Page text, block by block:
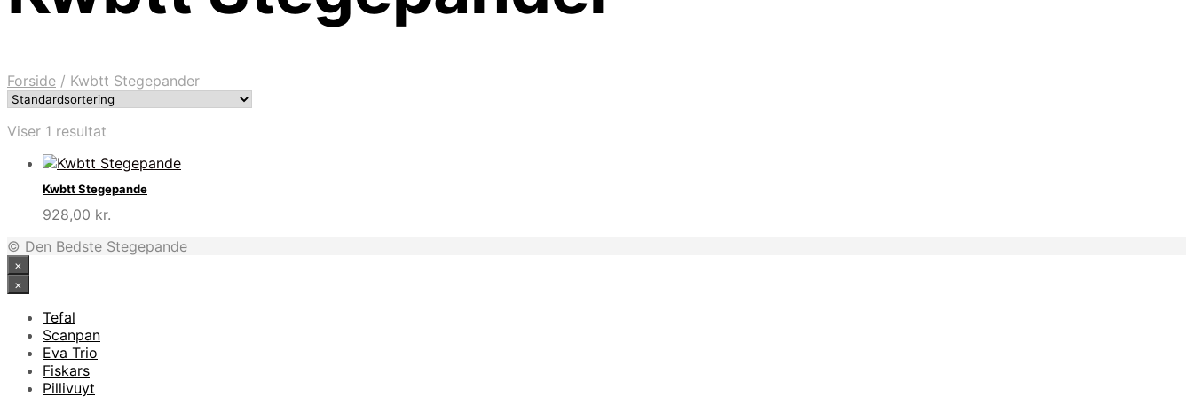
Forside / Kwbtt Stegepander
Viser 1 resultat
Kwbtt Stegepande
928,00 kr.
© Den Bedste Stegepande
×
×
Tefal
Scanpan
Eva Trio
Fiskars
Pillivuyt